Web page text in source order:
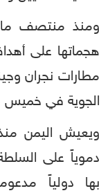
ومنذ منتصف
هجماتها على
مطارات نجران
الجوية في
ويعيش اليمن
دموياً على
بها دولياً